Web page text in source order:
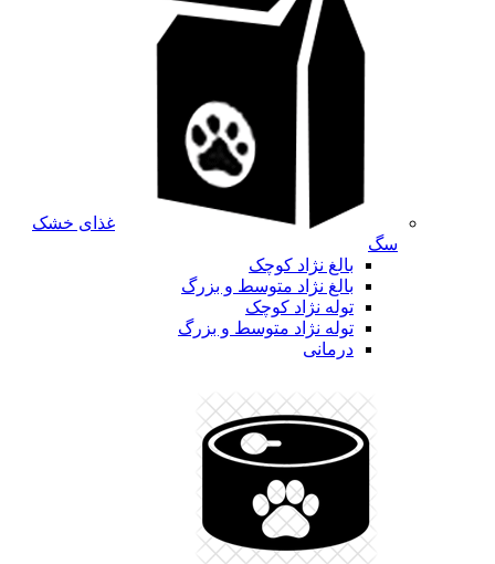
غذای خشک
سگ
بالغ نژاد کوچک
بالغ نژاد متوسط و بزرگ
توله نژاد کوچک
توله نژاد متوسط و بزرگ
درمانی